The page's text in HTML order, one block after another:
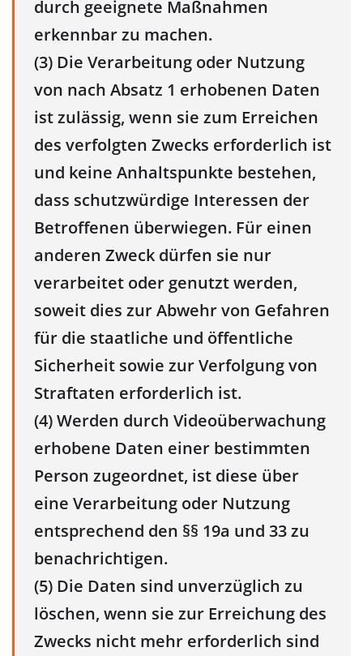
durch geeignete Maßnahmen
erkennbar zu machen.
(3) Die Verarbeitung oder Nutzung
von nach Absatz 1 erhobenen Daten
ist zulässig, wenn sie zum Erreichen
des verfolgten Zwecks erforderlich ist
und keine Anhaltspunkte bestehen,
dass schutzwürdige Interessen der
Betroffenen überwiegen. Für einen
anderen Zweck dürfen sie nur
verarbeitet oder genutzt werden,
soweit dies zur Abwehr von Gefahren
für die staatliche und öffentliche
Sicherheit sowie zur Verfolgung von
Straftaten erforderlich ist.
(4) Werden durch Videoüberwachung
erhobene Daten einer bestimmten
Person zugeordnet, ist diese über
eine Verarbeitung oder Nutzung
entsprechend den §§ 19a und 33 zu
benachrichtigen.
(5) Die Daten sind unverzüglich zu
löschen, wenn sie zur Erreichung des
Zwecks nicht mehr erforderlich sind